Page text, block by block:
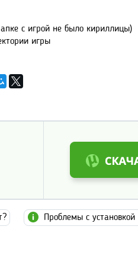
с игрой не было кириллицы)
игры
Проблемы с